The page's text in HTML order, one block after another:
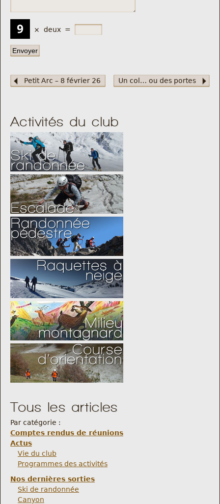
× deux =
Petit Arc – 8 février 26 Un col… ou des portes
Activités du club
Tous les articles
Par catégorie :
Comptes rendus de réunions
Actus
Vie du club
Programmes des activités
Nos dernières sorties
Ski de randonnée
Canyon